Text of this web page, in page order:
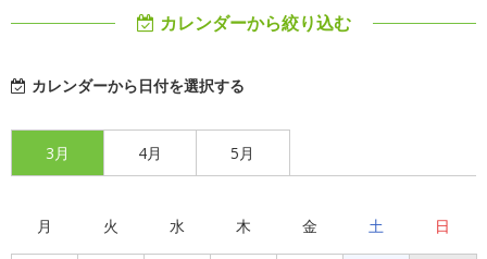
カレンダーから絞り込む
カレンダーから日付を選択する
3月 4月 5月
月 火 水 木 金 土 日